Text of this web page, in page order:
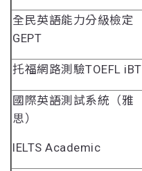
全民英語能力分級檢定
GEPT
托福網路測驗TOEFL iBT
國際英語測試系統（雅
思）
IELTS Academic